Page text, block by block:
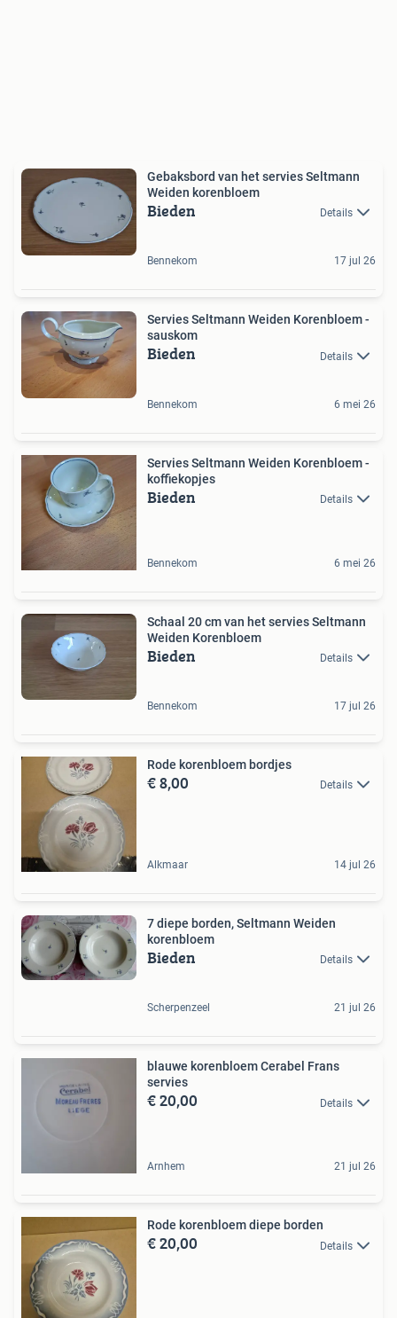
Gebaksbord van het servies Seltmann
Weiden korenbloem
Bieden Details
Bennekom 17 jul 26
Servies Seltmann Weiden Korenbloem -
sauskom
Bieden Details
Bennekom 6 mei 26
Servies Seltmann Weiden Korenbloem -
koffiekopjes
Bieden Details
Bennekom 6 mei 26
Schaal 20 cm van het servies Seltmann
Weiden Korenbloem
Bieden Details
Bennekom 17 jul 26
Rode korenbloem bordjes
€ 8,00 Details
Alkmaar 14 jul 26
7 diepe borden, Seltmann Weiden
korenbloem
Bieden Details
Scherpenzeel 21 jul 26
blauwe korenbloem Cerabel Frans
servies
€ 20,00 Details
Arnhem 21 jul 26
Rode korenbloem diepe borden
€ 20,00 Details